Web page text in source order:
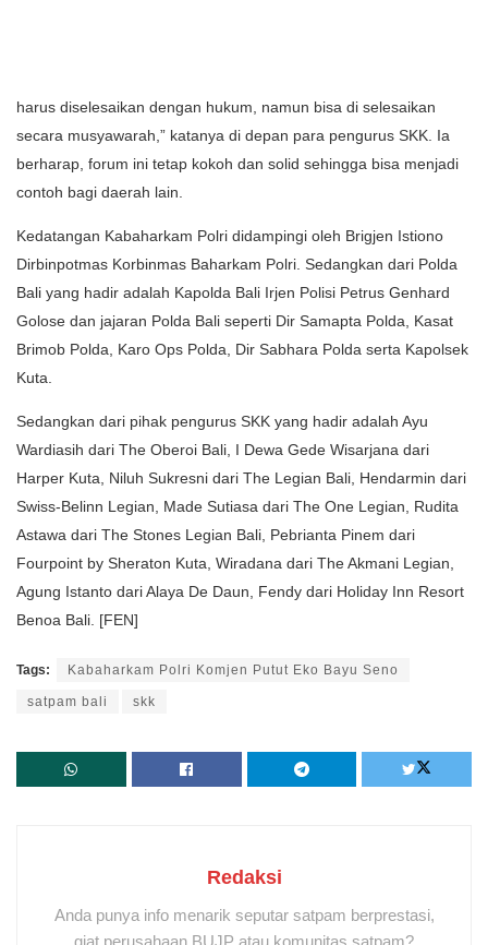
harus diselesaikan dengan hukum, namun bisa di selesaikan
secara musyawarah,” katanya di depan para pengurus SKK. Ia
berharap, forum ini tetap kokoh dan solid sehingga bisa menjadi
contoh bagi daerah lain.
Kedatangan Kabaharkam Polri didampingi oleh Brigjen Istiono
Dirbinpotmas Korbinmas Baharkam Polri. Sedangkan dari Polda
Bali yang hadir adalah Kapolda Bali Irjen Polisi Petrus Genhard
Golose dan jajaran Polda Bali seperti Dir Samapta Polda, Kasat
Brimob Polda, Karo Ops Polda, Dir Sabhara Polda serta Kapolsek
Kuta.
Sedangkan dari pihak pengurus SKK yang hadir adalah Ayu
Wardiasih dari The Oberoi Bali, I Dewa Gede Wisarjana dari
Harper Kuta, Niluh Sukresni dari The Legian Bali, Hendarmin dari
Swiss-Belinn Legian, Made Sutiasa dari The One Legian, Rudita
Astawa dari The Stones Legian Bali, Pebrianta Pinem dari
Fourpoint by Sheraton Kuta, Wiradana dari The Akmani Legian,
Agung Istanto dari Alaya De Daun, Fendy dari Holiday Inn Resort
Benoa Bali. [FEN]
Tags: Kabaharkam Polri Komjen Putut Eko Bayu Seno
satpam bali skk
Redaksi
Anda punya info menarik seputar satpam berprestasi,
giat perusahaan BUJP atau komunitas satpam?